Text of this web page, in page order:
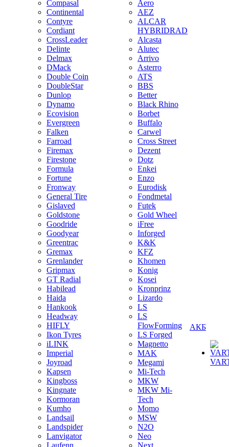
Compasal
Continental
Contyre
Cordiant
CrossLeader
Delinte
Delmax
DMack
Double Coin
DoubleStar
Dunlop
Dynamo
Ecovision
Evergreen
Falken
Farroad
Firemax
Firestone
Formula
Fortune
Fronway
General Tire
Gislaved
Goldstone
Goodride
Goodyear
Greentrac
Gremax
Grenlander
Gripmax
GT Radial
Habilead
Haida
Hankook
Headway
HIFLY
Ikon Tyres
iLINK
Imperial
Joyroad
Kapsen
Kingboss
Kingnate
Kormoran
Kumho
Landsail
Landspider
Lanvigator
Laufenn
Aero
AEZ
ALCAR
HYBRIDRAD
Alcasta
Alutec
Arrivo
Asterro
ATS
BBS
Better
Black Rhino
Borbet
Buffalo
Carwel
Cross Street
Dezent
Dotz
Enkei
Enzo
Eurodisk
Fondmetal
Futek
Gold Wheel
iFree
Inforged
K&K
KFZ
Khomen
Konig
Kosei
Kronprinz
Lizardo
LS
LS
FlowForming
LS Forged
Magnetto
MAK
Megami
Mi-Tech
MKW
MKW Mi-
Tech
Momo
MSW
N2O
Neo
Next
АКБ